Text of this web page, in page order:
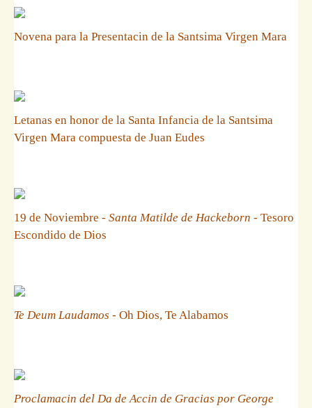
Novena para la Presentacin de la Santsima Virgen Mara
Letanas en honor de la Santa Infancia de la Santsima
Virgen Mara compuesta de Juan Eudes
19 de Noviembre - Santa Matilde de Hackeborn - Tesoro
Escondido de Dios
Te Deum Laudamos - Oh Dios, Te Alabamos
Proclamacin del Da de Accin de Gracias por George